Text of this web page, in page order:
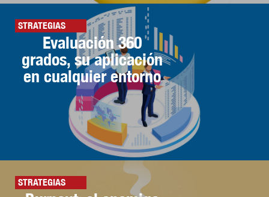
STRATEGIAS
Evaluación 360
grados, su aplicación
en cualquier entorno
STRATEGIAS